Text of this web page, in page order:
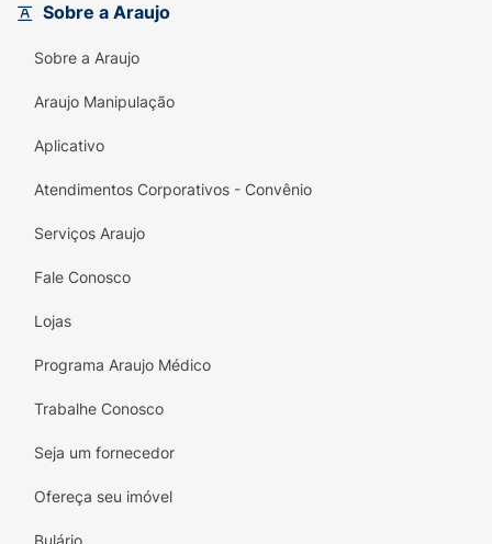
Sobre a Araujo
Sobre a Araujo
Araujo Manipulação
Aplicativo
Atendimentos Corporativos - Convênio
Serviços Araujo
Fale Conosco
Lojas
Programa Araujo Médico
Trabalhe Conosco
Seja um fornecedor
Ofereça seu imóvel
Bulário